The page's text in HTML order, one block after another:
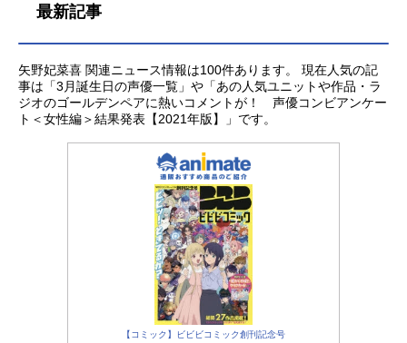
最新記事
矢野妃菜喜 関連ニュース情報は100件あります。 現在人気の記
事は「3月誕生日の声優一覧」や「あの人気ユニットや作品・ラ
ジオのゴールデンペアに熱いコメントが！ 声優コンビアンケー
ト＜女性編＞結果発表【2021年版】」です。
【コミック】ビビビコミック創刊記念号